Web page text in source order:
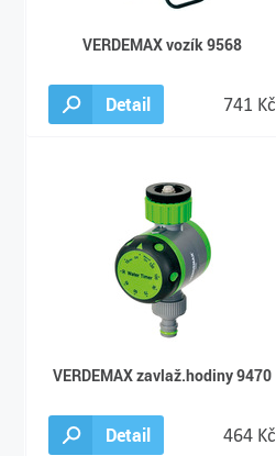
VERDEMAX vozík 9568
Detail 741 Kč
VERDEMAX zavlaž.hodiny 9470
Detail 464 Kč